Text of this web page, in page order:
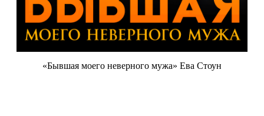
«Бывшая моего неверного мужа» Ева Стоун